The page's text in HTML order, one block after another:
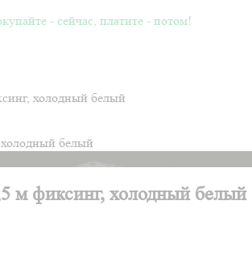
- сейчас, платите - потом!
холодный белый
белый
м фиксинг, холодный белый